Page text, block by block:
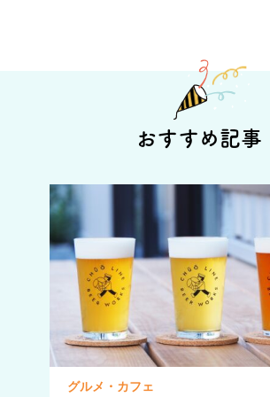
おすすめ記事
グルメ・カフェ